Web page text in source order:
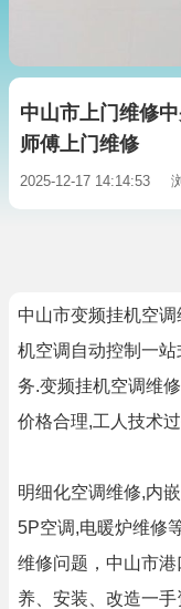
中山市上门维修
师傅上门维修
2025-12-17 14:14:53
中山市变频挂机空
机空调自动控制一
务.变频挂机空调维
价格合理,工人技术
明细化空调维修,内
5P空调,电暖炉维修
维修问题，中山市
养、安装、改造一手